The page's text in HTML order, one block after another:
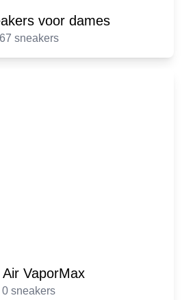
voor dames
67 sneakers
Air VaporMax
0 sneakers